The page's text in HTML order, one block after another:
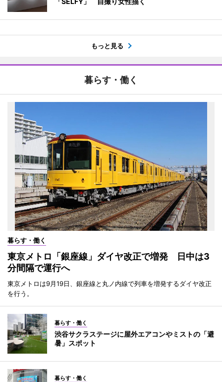
もっと見る
暮らす・働く
暮らす・働く
東京メトロ「銀座線」ダイヤ改正で増発 日中は3
分間隔で運行へ
東京メトロは9月19日、銀座線と丸ノ内線で列車を増発するダイヤ改正
を行う。
暮らす・働く
渋谷サクラステージに屋外エアコンやミストの「避
暑」スポット
暮らす・働く